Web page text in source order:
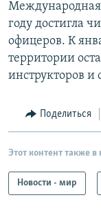
Международная
году достигла
офицеров. К
территории
инструкторов и
Поделиться
Этот контент также в
Новости - мир